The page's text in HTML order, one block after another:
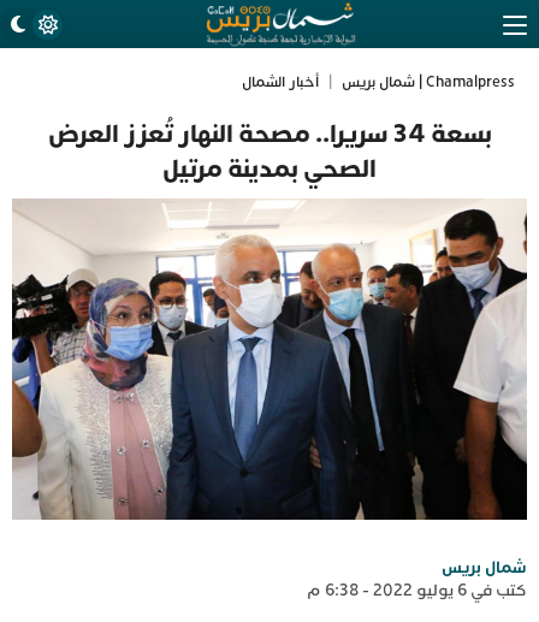
Chamalpress | شمال بريس أخبار الشمال
بسعة 34 سريرا.. مصحة النهار تُعزز العرض
الصحي بمدينة مرتيل
شمال بريس
كتب في 6 يوليو 2022 - 6:38 م